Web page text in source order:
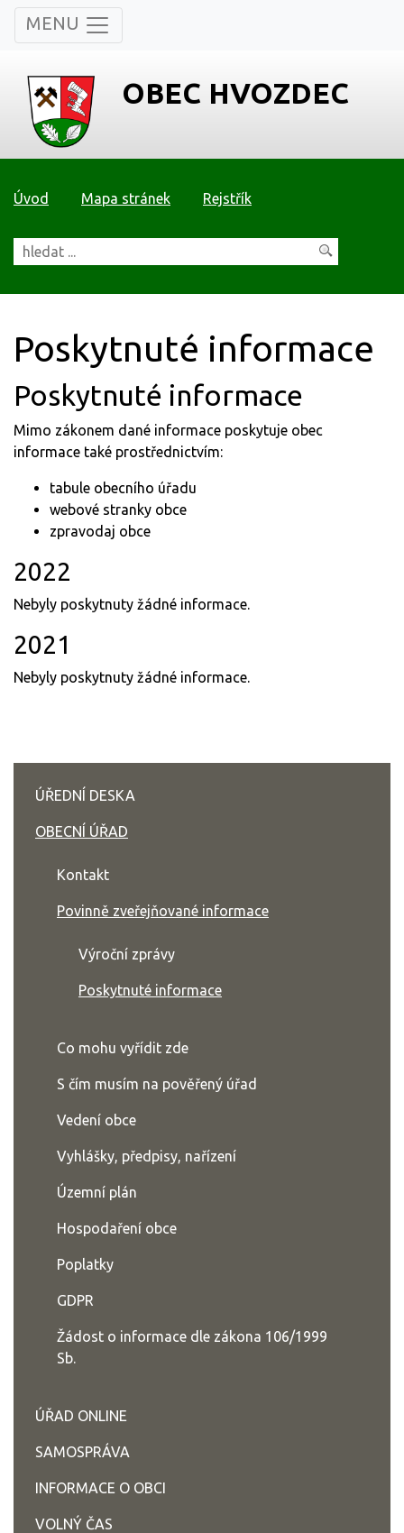
MENU
OBEC HVOZDEC
Úvod Mapa stránek Rejstřík
Poskytnuté informace
Poskytnuté informace
Mimo zákonem dané informace poskytuje obec
informace také prostřednictvím:
tabule obecního úřadu
webové stranky obce
zpravodaj obce
2022
Nebyly poskytnuty žádné informace.
2021
Nebyly poskytnuty žádné informace.
ÚŘEDNÍ DESKA
OBECNÍ ÚŘAD
Kontakt
Povinně zveřejňované informace
Výroční zprávy
Poskytnuté informace
Co mohu vyřídit zde
S čím musím na pověřený úřad
Vedení obce
Vyhlášky, předpisy, nařízení
Územní plán
Hospodaření obce
Poplatky
GDPR
Žádost o informace dle zákona 106/1999
Sb.
ÚŘAD ONLINE
SAMOSPRÁVA
INFORMACE O OBCI
VOLNÝ ČAS